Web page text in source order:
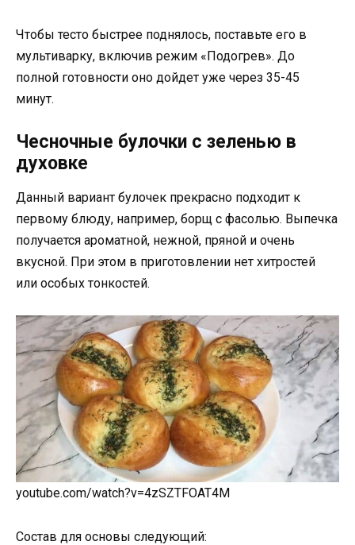
Чтобы тесто быстрее поднялось, поставьте его в
мультиварку, включив режим «Подогрев». До
полной готовности оно дойдет уже через 35-45
минут.
Чесночные булочки с зеленью в
духовке
Данный вариант булочек прекрасно подходит к
первому блюду, например, борщ с фасолью. Выпечка
получается ароматной, нежной, пряной и очень
вкусной. При этом в приготовлении нет хитростей
или особых тонкостей.
youtube.com/watch?v=4zSZTFOAT4M
Состав для основы следующий: